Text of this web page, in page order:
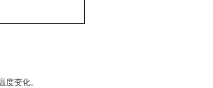
变化。